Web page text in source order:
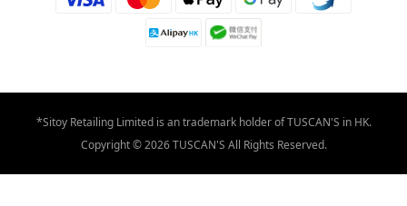
*Sitoy Retailing Limited is an trademark holder of TUSCAN'S in HK.
Copyright © 2026 TUSCAN'S All Rights Reserved.